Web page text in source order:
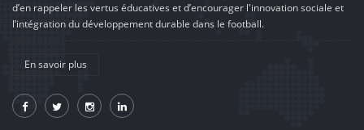
d’en rappeler les vertus éducatives et d’encourager l'innovation sociale et
l’intégration du développement durable dans le football.
En savoir plus